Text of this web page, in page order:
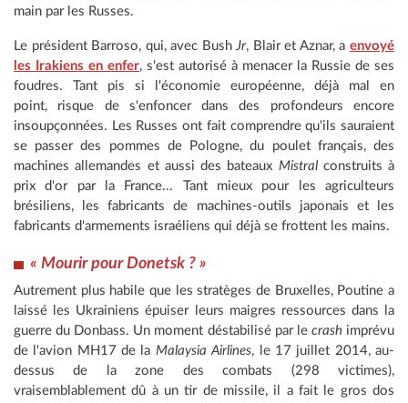
main par les Russes.
Le président Barroso, qui, avec BushJr, Blair et Aznar, aenvoyé
les Irakiens en enfer, s'est autorisé à menacer la Russie de ses
foudres. Tant pis si l'économie européenne, déjà mal en
point, risque de s'enfoncer dans des profondeurs encore
insoupçonnées. Les Russes ont fait comprendre qu'ils sauraient
se passer des pommes de Pologne, du poulet français, des
machines allemandes et aussi des bateaux Mistralconstruits à
prix d'or par la France... Tant mieux pour les agriculteurs
brésiliens, les fabricants de machines-outils japonais et les
fabricants d'armements israéliens qui déjà se frottent les mains.
« Mourir pour Donetsk ? »
Autrement plus habile que les stratèges de Bruxelles, Poutine a
laissé les Ukrainiens épuiser leurs maigres ressources dans la
guerre du Donbass. Un moment déstabilisé par le crash imprévu
de l'avion MH17 de la Malaysia Airlines, le 17 juillet 2014, au-
dessus de la zone des combats (298 victimes),
vraisemblablement dû à un tir de missile, il a fait le gros dos